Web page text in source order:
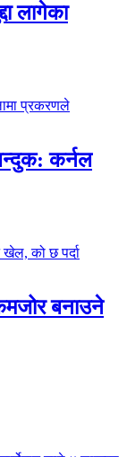
लागेका
कर्नल
बनाउने